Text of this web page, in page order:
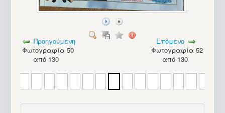
Προηγούμενη
Φωτογραφία 50
από 130
Επόμενο
Φωτογραφία 52
από 130